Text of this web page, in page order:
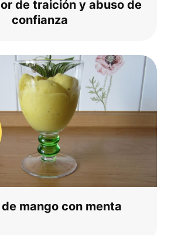
de traición y abu­so de
confianza
man­go con menta